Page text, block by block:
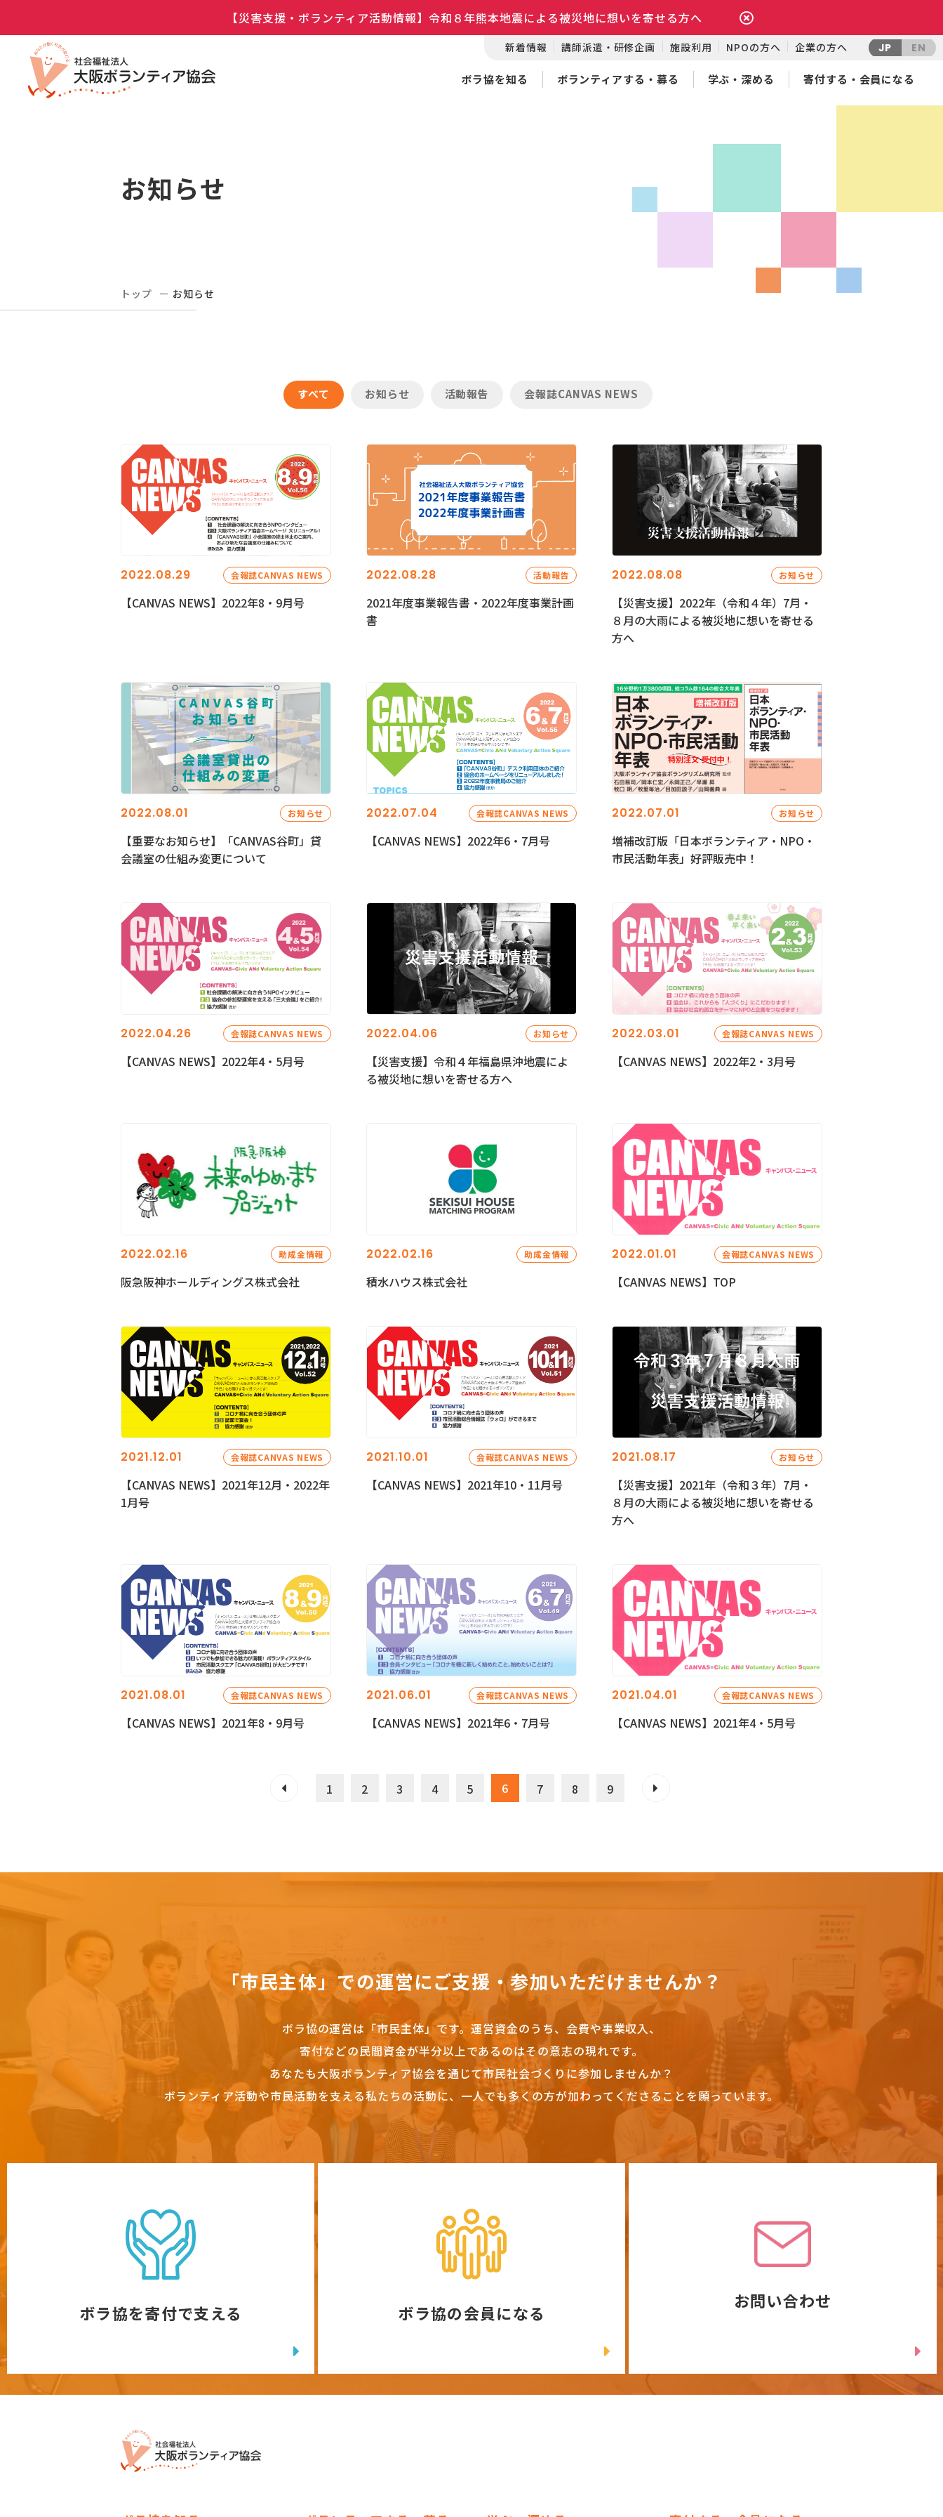
【災害支援・ボランティア活動情報】令和８年熊本地震による被災地に想いを寄せる方へ
新着情報 講師派遣・研修企画 施設利用 NPOの方へ 企業の方へ JP EN
ボラ協を知る ボランティアする・募る 学ぶ・深める 寄付する・会員になる
お知らせ
トップ お知らせ
すべて お知らせ 活動報告 会報誌CANVAS NEWS
2022.08.29 会報誌CANVAS NEWS
【CANVAS NEWS】2022年8・9月号
2022.08.28 活動報告
2021年度事業報告書・2022年度事業計画
書
2022.08.08 お知らせ
【災害支援】2022年（令和４年）7月・
８月の大雨による被災地に想いを寄せる
方へ
2022.08.01 お知らせ
【重要なお知らせ】「CANVAS谷町」貸
会議室の仕組み変更について
2022.07.04 会報誌CANVAS NEWS
【CANVAS NEWS】2022年6・7月号
2022.07.01 お知らせ
増補改訂版「日本ボランティア・NPO・
市民活動年表」好評販売中！
2022.04.26 会報誌CANVAS NEWS
【CANVAS NEWS】2022年4・5月号
2022.04.06 お知らせ
【災害支援】令和４年福島県沖地震によ
る被災地に想いを寄せる方へ
2022.03.01 会報誌CANVAS NEWS
【CANVAS NEWS】2022年2・3月号
2022.02.16 助成金情報
阪急阪神ホールディングス株式会社
2022.02.16 助成金情報
積水ハウス株式会社
2022.01.01 会報誌CANVAS NEWS
【CANVAS NEWS】TOP
2021.12.01 会報誌CANVAS NEWS
【CANVAS NEWS】2021年12月・2022年
1月号
2021.10.01 会報誌CANVAS NEWS
【CANVAS NEWS】2021年10・11月号
2021.08.17 お知らせ
【災害支援】2021年（令和３年）7月・
８月の大雨による被災地に想いを寄せる
方へ
2021.08.01 会報誌CANVAS NEWS
【CANVAS NEWS】2021年8・9月号
2021.06.01 会報誌CANVAS NEWS
【CANVAS NEWS】2021年6・7月号
2021.04.01 会報誌CANVAS NEWS
【CANVAS NEWS】2021年4・5月号
1 2 3 4 5 6 7 8 9
「市民主体」での運営にご支援・参加いただけませんか？
ボラ協の運営は「市民主体」です。 運営資金のうち、会費や事業収入、
寄付などの民間資金が半分以上であるのはその意志の現れです。
あなたも大阪ボランティア協会を通じて市民社会づくりに参加しませんか？
ボランティア活動や市民活動を支える私たちの活動に、一人でも多くの方が加わってくださることを願っています。
ボラ協を寄付で支える ボラ協の会員になる
お問い合わせ